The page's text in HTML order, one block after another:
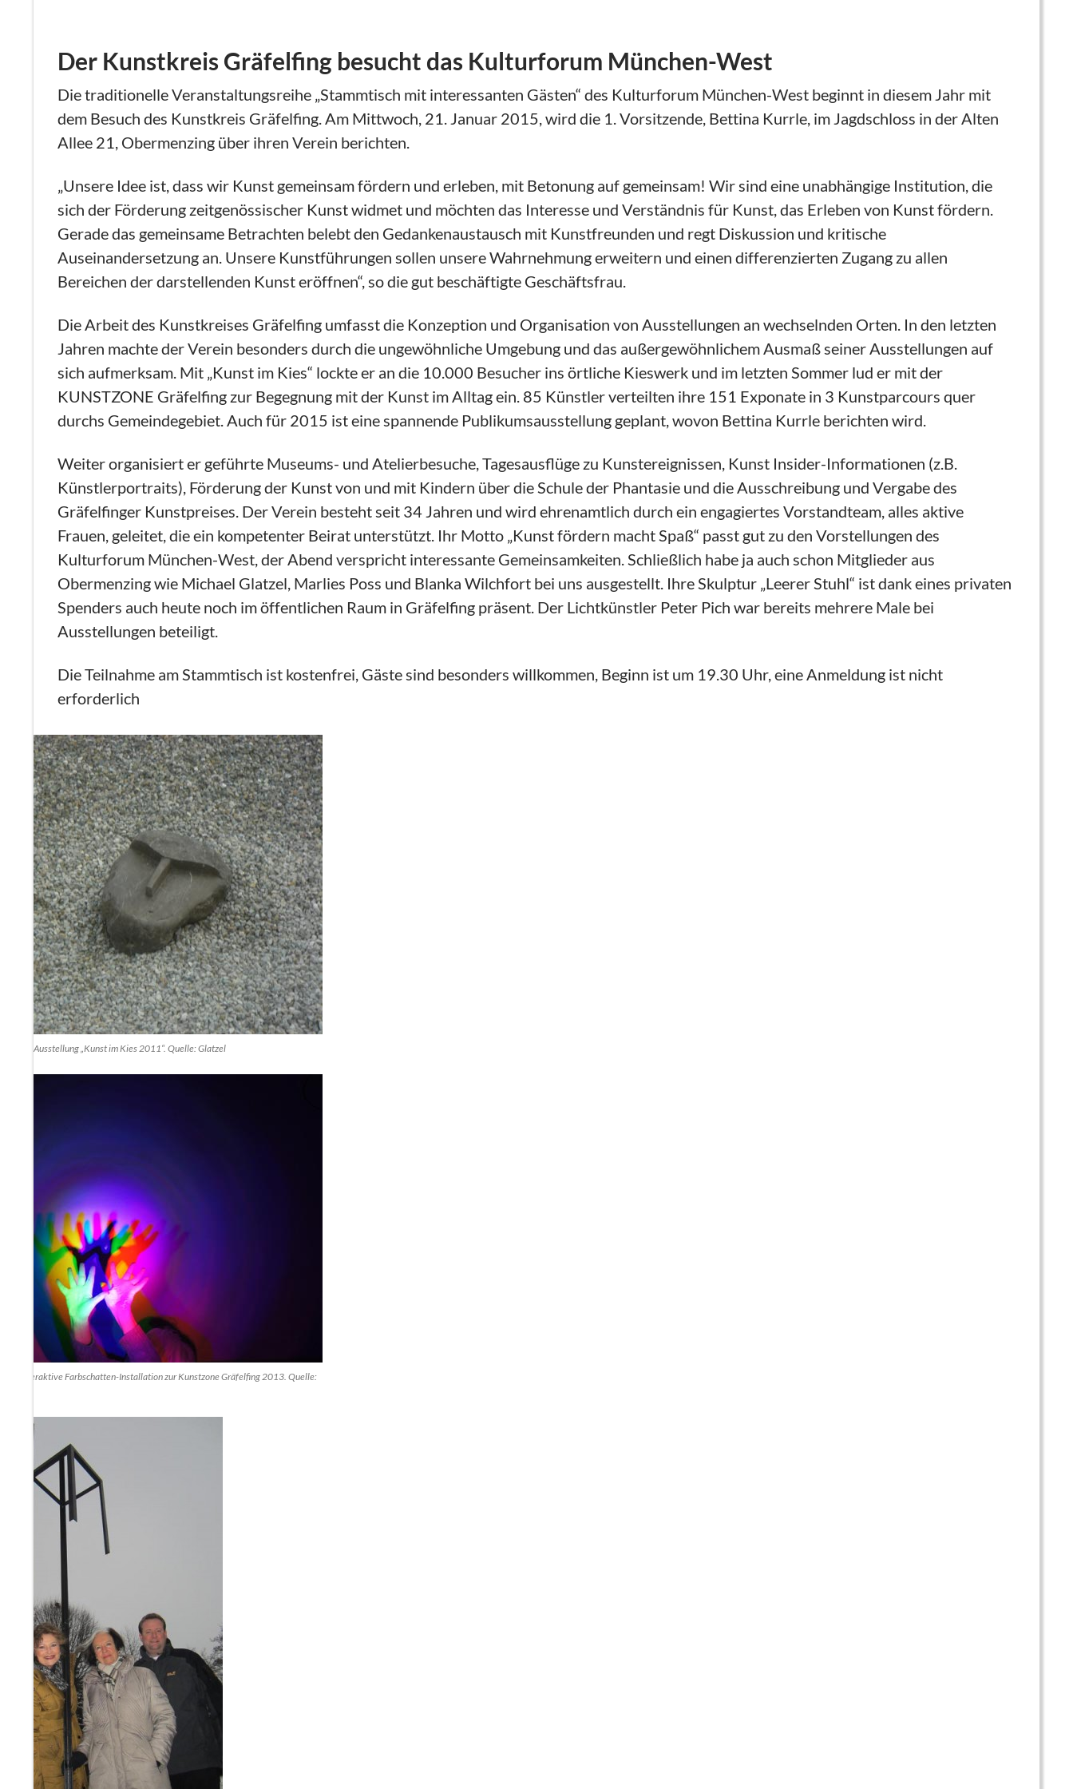
Der Kunstkreis Gräfelfing besucht das Kulturforum München-West
Die traditionelle Veranstaltungsreihe „Stammtisch mit interessanten Gästen“ des Kulturforum München-West beginnt in diesem Jahr mit
dem Besuch des Kunstkreis Gräfelfing. Am Mittwoch, 21. Januar 2015, wird die 1. Vorsitzende, Bettina Kurrle, im Jagdschloss in der Alten
Allee 21, Obermenzing über ihren Verein berichten.
„Unsere Idee ist, dass wir Kunst gemeinsam fördern und erleben, mit Betonung auf gemeinsam! Wir sind eine unabhängige Institution, die
sich der Förderung zeitgenössischer Kunst widmet und möchten das Interesse und Verständnis für Kunst, das Erleben von Kunst fördern.
Gerade das gemeinsame Betrachten belebt den Gedankenaustausch mit Kunstfreunden und regt Diskussion und kritische
Auseinandersetzung an. Unsere Kunstführungen sollen unsere Wahrnehmung erweitern und einen differenzierten Zugang zu allen
Bereichen der darstellenden Kunst eröffnen“, so die gut beschäftigte Geschäftsfrau.
Die Arbeit des Kunstkreises Gräfelfing umfasst die Konzeption und Organisation von Ausstellungen an wechselnden Orten. In den letzten
Jahren machte der Verein besonders durch die ungewöhnliche Umgebung und das außergewöhnlichem Ausmaß seiner Ausstellungen auf
sich aufmerksam. Mit „Kunst im Kies“ lockte er an die 10.000 Besucher ins örtliche Kieswerk und im letzten Sommer lud er mit der
KUNSTZONE Gräfelfing zur Begegnung mit der Kunst im Alltag ein. 85 Künstler verteilten ihre 151 Exponate in 3 Kunstparcours quer
durchs Gemeindegebiet. Auch für 2015 ist eine spannende Publikumsausstellung geplant, wovon Bettina Kurrle berichten wird.
Weiter organisiert er geführte Museums- und Atelierbesuche, Tagesausflüge zu Kunstereignissen, Kunst Insider-Informationen (z.B.
Künstlerportraits), Förderung der Kunst von und mit Kindern über die Schule der Phantasie und die Ausschreibung und Vergabe des
Gräfelfinger Kunstpreises. Der Verein besteht seit 34 Jahren und wird ehrenamtlich durch ein engagiertes Vorstandteam, alles aktive
Frauen, geleitet, die ein kompetenter Beirat unterstützt. Ihr Motto „Kunst fördern macht Spaß“ passt gut zu den Vorstellungen des
Kulturforum München-West, der Abend verspricht interessante Gemeinsamkeiten. Schließlich habe ja auch schon Mitglieder aus
Obermenzing wie Michael Glatzel, Marlies Poss und Blanka Wilchfort bei uns ausgestellt. Ihre Skulptur „Leerer Stuhl“ ist dank eines privaten
Spenders auch heute noch im öffentlichen Raum in Gräfelfing präsent. Der Lichtkünstler Peter Pich war bereits mehrere Male bei
Ausstellungen beteiligt.
Die Teilnahme am Stammtisch ist kostenfrei, Gäste sind besonders willkommen, Beginn ist um 19.30 Uhr, eine Anmeldung ist nicht
erforderlich
zur Ausstellung „Kunst im Kies 2011“. Quelle: Glatzel
interaktive Farbschatten-Installation zur Kunstzone Gräfelfing 2013. Quelle: